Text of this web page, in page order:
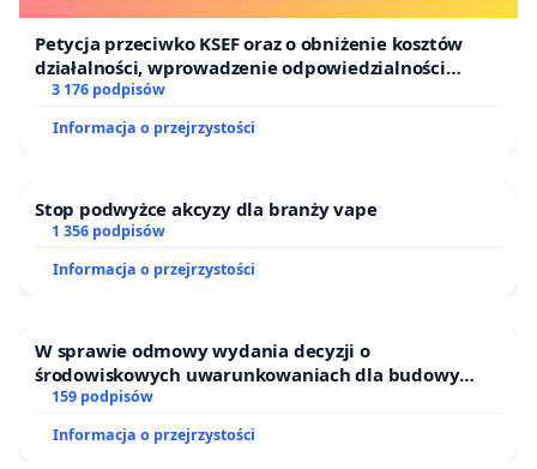
Petycja przeciwko KSEF oraz o obniżenie kosztów
działalności, wprowadzenie odpowiedzialności
finansowej kluczowych urzędników i sędziów
3 176 podpisów
Informacja o przejrzystości
Stop podwyżce akcyzy dla branży vape
1 356 podpisów
Informacja o przejrzystości
W sprawie odmowy wydania decyzji o
środowiskowych uwarunkowaniach dla budowy
zakładu wytwarzania biometanu „Krynki” w
Ostrowiu Południowym oraz ochrony mieszkańców i
Puszczy Knyszyńskiej
159 podpisów
Informacja o przejrzystości